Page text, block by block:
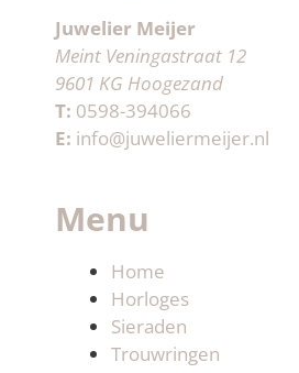
Juwelier Meijer
Meint Veningastraat 12
9601 KG Hoogezand
T: 0598-394066
E: info@juweliermeijer.nl
Menu
Home
Horloges
Sieraden
Trouwringen